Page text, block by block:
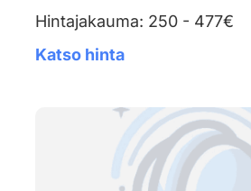
Hintajakauma: 250 - 477€
Katso hinta